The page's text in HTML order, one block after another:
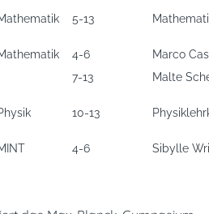
5-13
4-6
7-13
Marco
Malte
10-13
4-6 Sibylle